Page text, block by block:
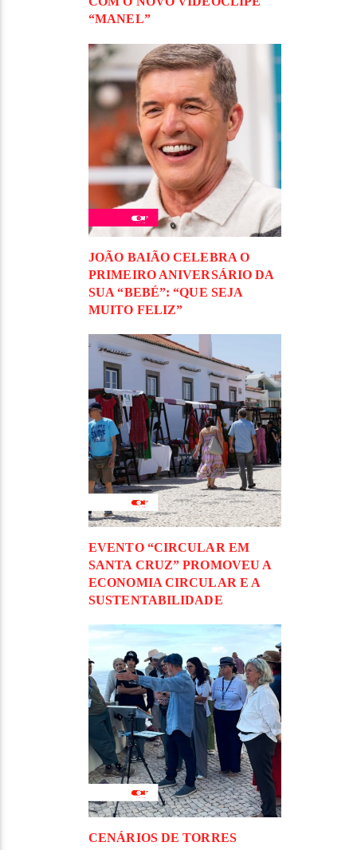
“MANEL”
JOÃO BAIÃO CELEBRA O
PRIMEIRO ANIVERSÁRIO DA
SUA “BEBÉ”: “QUE SEJA
MUITO FELIZ”
EVENTO “CIRCULAR EM
SANTA CRUZ” PROMOVEU A
ECONOMIA CIRCULAR E A
SUSTENTABILIDADE
CENÁRIOS DE TORRES